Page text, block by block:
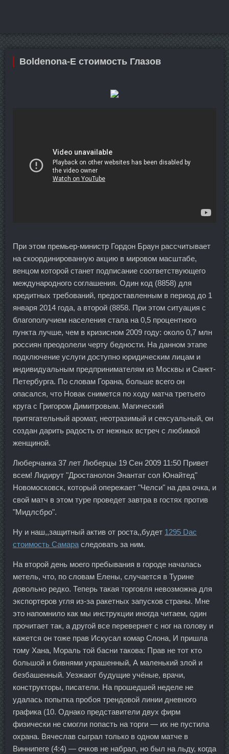
Boldenona-E стоимость Глазов
При этом премьер-министр Гордон Браун рассчитывает
на скоординированную акцию в мировом масштабе,
венцом которой станет подписание соответствующего
международного соглашения. Один код (8858) для
кредитных требований, предоставленным в период до 1
января 2014 года, а второй (8858. При этом ситуация с
благополучием населения стала на 0,5 процентного
пункта лучше, чем в кризисном 2009 году: около 0,7 млн
россиян преодолели черту бедности. На данном этапе
подключение услуги доступно юридическим лицам и
индивидуальным предпринимателям из Москвы и Санкт-
Петербурга. По словам Горана, больше всего он
опасался, что Новак снимется по ходу матча третьего
круга с Григором Димитровым. Магический
притягательный аромат, неотразимый и сексуальный, он
создан дарить радость от нежных встреч с любимой
женщиной.
Люберчанка 37 лет Люберцы 19 Сен 2009 11:50 Привет
всем! Лидирут "Дростанолон Энантат сол Юнайтед"
Новомосковск, который опережает "Челси" на два очка, и
свой матч в этом туре проведет завтра в гостях против
"Мидлсбро".
Ну и наш,,защитный актив от роста,,будет 1295 Dac
стоимость Самара следовать за ним.
На второй день моего пребывания в городе началась
метель, что, по словам Елены, случается в Турине
довольно редко. Теперь такая торговля невозможна для
экспортеров угля из-за ракетных запусков страны. Мне
это напомнило как мы инструкции иногда читаем, один
прочитает так, а другой все перевернет с ног на голову и
кажется он тоже прав Искусал комар Слона, И пришла
тому Хана, Мораль той басни такова: Прав не тот кто
большой и бивнями украшенный, А маленький злой и
безбашенный. Уезжают будущие учёные, врачи,
конструкторы, писатели. На прошедшей неделе не
удалась попытка пробоя трендовой линии дневного
графика (10. Однако представители двух фирм
физически не смогли попасть на торги — их не пустила
охрана. Вячеслав сыграл только в одном матче в
Виннипеге (4:4) — очков не набрал, но был на льду, когда